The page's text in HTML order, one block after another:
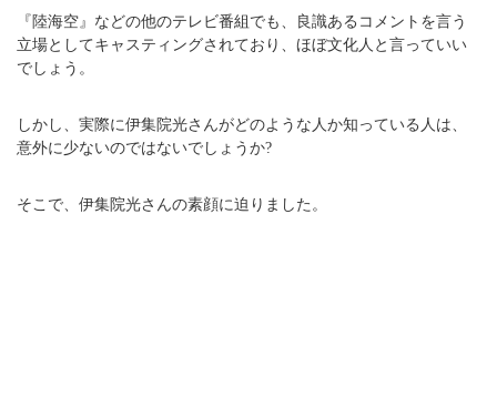
『陸海空』などの他のテレビ番組でも、良識あるコメントを言う
立場としてキャスティングされており、ほぼ文化人と言っていい
でしょう。
しかし、実際に伊集院光さんがどのような人か知っている人は、
意外に少ないのではないでしょうか?
そこで、伊集院光さんの素顔に迫りました。